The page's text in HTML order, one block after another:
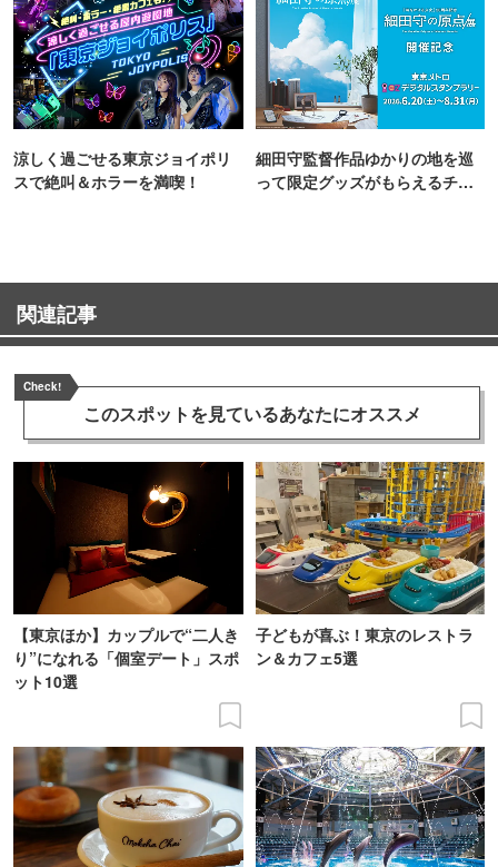
涼しく過ごせる東京ジョイポリ
スで絶叫＆ホラーを満喫！
細田守監督作品ゆかりの地を巡
って限定グッズがもらえるチャ
関連記事
Check!
このスポットを見ているあなたにオススメ
【東京ほか】カップルで“二人き
り”になれる「個室デート」スポ
ット10選
子どもが喜ぶ！東京のレストラ
ン＆カフェ5選